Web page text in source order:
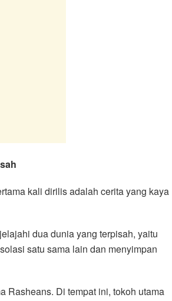
kali dirilis adalah cerita yang kaya
dua dunia yang terpisah, yaitu
satu sama lain dan menyimpan
Rasheans. Di tempat ini, tokoh utama